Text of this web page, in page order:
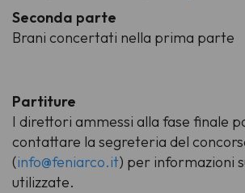
Seconda parte
Brani concertati nella prima parte
Partiture
I direttori ammessi alla fase finale
contattare la segreteria del
(info@feniarco.it) per informazioni
utilizzate.